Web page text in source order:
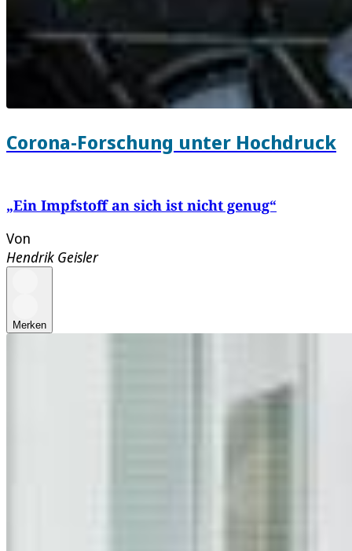
Corona-Forschung unter Hochdruck
„Ein Impfstoff an sich ist nicht genug“
Von
Hendrik Geisler
Merken